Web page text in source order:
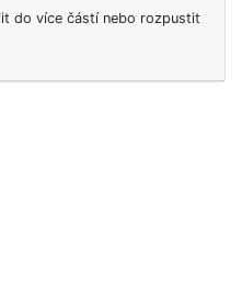
do více částí nebo rozpustit